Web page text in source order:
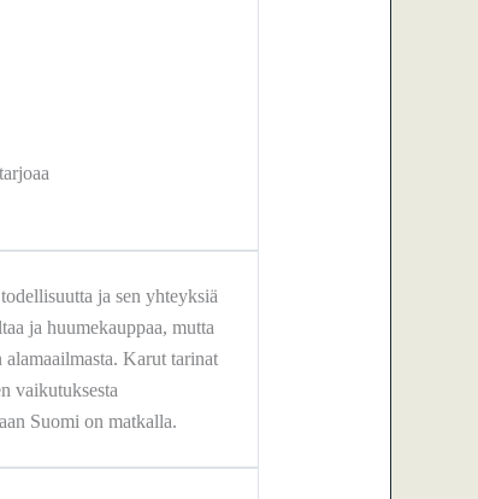
ja sen yhteyksiä
ja huumekauppaa, mutta
Karut tarinat
vaikutuksesta
Suomi on matkalla.